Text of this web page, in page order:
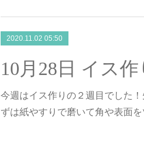
2020.11.02 05:50
10月28日 イス
今週はイス作りの２週目でした
ずは紙やすりで磨いて角や表面を